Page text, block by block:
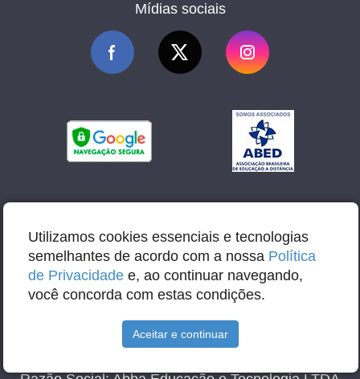
Mídias sociais
E-mail: contato@abbacursos.com.br
Utilizamos cookies essenciais e tecnologias
semelhantes de acordo com a nossa Política
de Privacidade e, ao continuar navegando,
você concorda com estas condições.
Aceitar e continuar